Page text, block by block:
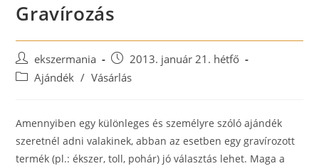
Gravírozás
Post
author:
ekszermania
Post
published:
2013. január 21. hétfő
PostAjándék / Vásárlás
Amennyiben egy különleges és személyre szóló ajándék
szeretnél adni valakinek, abban az esetben egy gravírozott
termék (pl.: ékszer, toll, pohár) jó választás lehet. Maga a